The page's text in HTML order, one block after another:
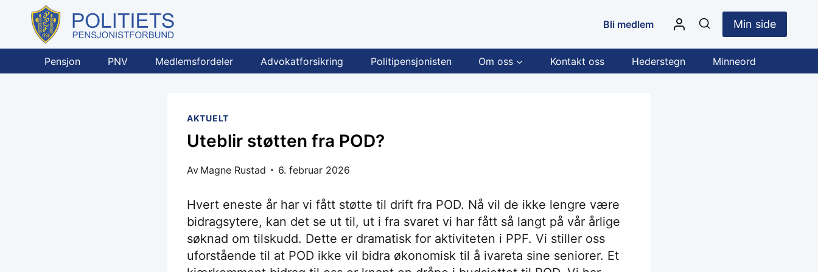
content
Bli medlem Min side
Pensjon PNV Medlemsfordeler Advokatforsikring Politipensjonisten Om oss Kontakt oss Hederstegn Minneord
AKTUELT
Uteblir støtten fra POD?
Av Magne Rustad 6. februar 2026
Hvert eneste år har vi fått støtte til drift fra POD. Nå vil de ikke lengre være
bidragsytere, kan det se ut til, ut i fra svaret vi har fått så langt på vår årlige
søknad om tilskudd. Dette er dramatisk for aktiviteten i PPF. Vi stiller oss
uforstående til at POD ikke vil bidra økonomisk til å ivareta sine seniorer. Et